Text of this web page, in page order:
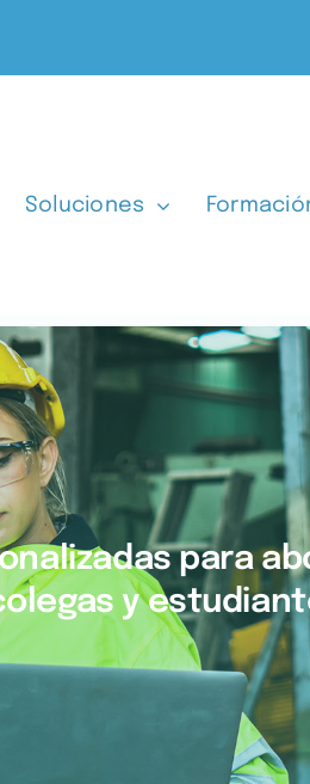
Soluciones
para
y